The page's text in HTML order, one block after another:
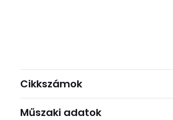
Cikkszámok
Műszaki adatok